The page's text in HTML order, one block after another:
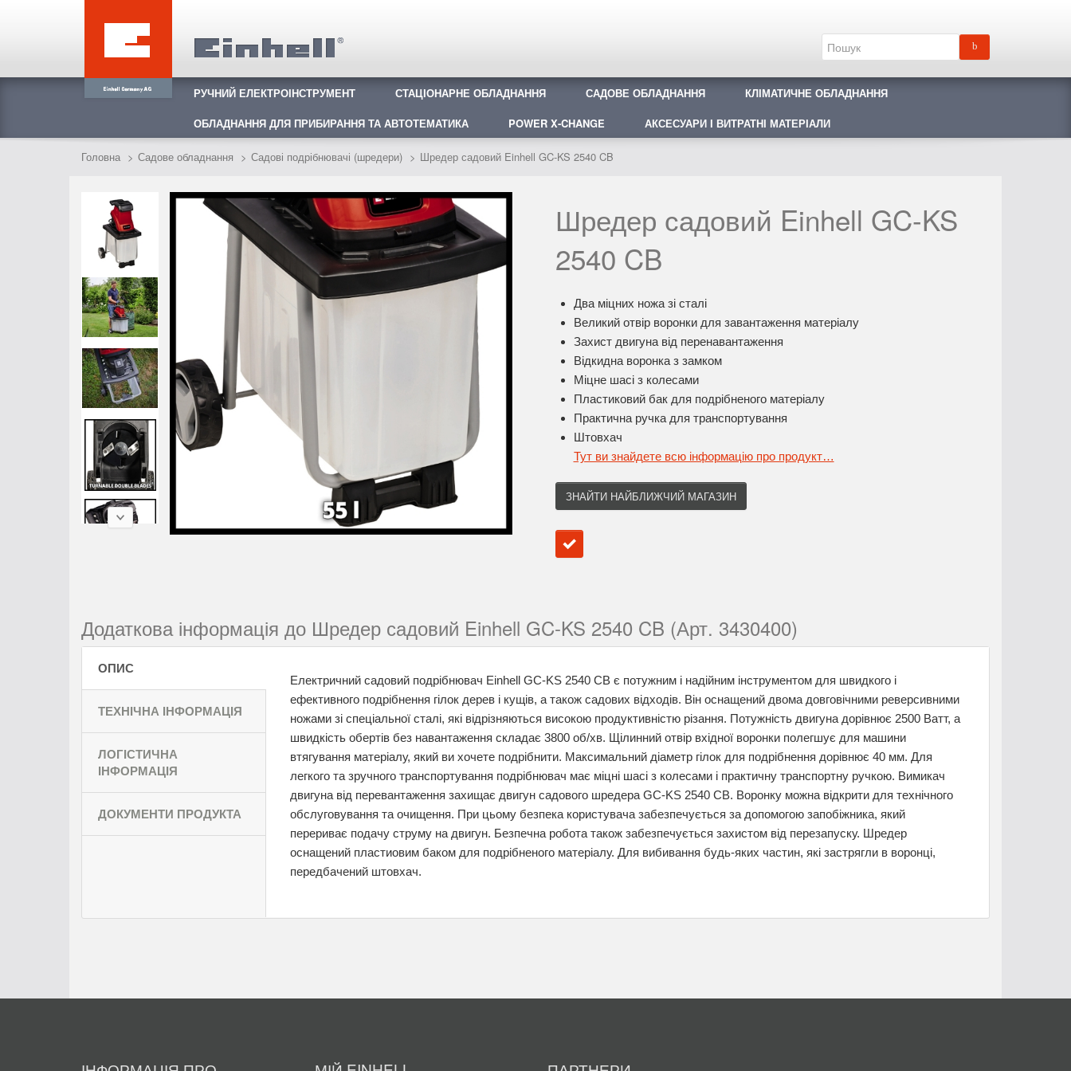
РУЧНИЙ ЕЛЕКТРОІНСТРУМЕНТ СТАЦІОНАРНЕ ОБЛАДНАННЯ САДОВЕ ОБЛАДНАННЯ
КЛІМАТИЧНЕ ОБЛАДНАННЯ
ОБЛАДНАННЯ ДЛЯ ПРИБИРАННЯ ТА АВТОТЕМАТИКА
POWER X-CHANGE АКСЕСУАРИ І ВИТРАТНІ МАТЕРІАЛИ
Головна Садове обладнання Садові подрібнювачі (шредери) Шредер садовий Einhell GC-KS 2540 CB
Шредер садовий Einhell GC-KS
2540 CB
Два міцних ножа зі сталі
Великий отвір воронки для завантаження матеріалу
Захист двигуна від перенавантаження
Відкидна воронка з замком
Міцне шасі з колесами
Пластиковий бак для подрібненого матеріалу
Практична ручка для транспортування
Штовхач
Тут ви знайдете всю інформацію про продукт…
ЗНАЙТИ НАЙБЛИЖЧИЙ МАГАЗИН
Додаткова інформація до Шредер садовий Einhell GC-KS 2540 CB (Арт. 3430400)
ОПИС
Електричний садовий подрібнювач Einhell GC-KS 2540 CB є потужним і надійним інструментом для швидкого і
ефективного подрібнення гілок дерев і кущів, а також садових відходів. Він оснащений двома довговічними реверсивними
ножами зі спеціальної сталі, які відрізняються високою продуктивністю різання. Потужність двигуна дорівнює 2500 Ватт, а
швидкість обертів без навантаження складає 3800 об/хв. Щілинний отвір вхідної воронки полегшує для машини
втягування матеріалу, який ви хочете подрібнити. Максимальний діаметр гілок для подрібнення дорівнює 40 мм. Для
легкого та зручного транспортування подрібнювач має міцні шасі з колесами і практичну транспортну ручкою. Вимикач
двигуна від перевантаження захищає двигун садового шредера GC-KS 2540 CB. Воронку можна відкрити для технічного
обслуговування та очищення. При цьому безпека користувача забезпечується за допомогою запобіжника, який
перериває подачу струму на двигун. Безпечна робота також забезпечується захистом від перезапуску. Шредер
оснащений пластиовим баком для подрібненого матеріалу. Для вибивання будь-яких частин, які застрягли в воронці,
передбачений штовхач.
ТЕХНІЧНА ІНФОРМАЦІЯ
ЛОГІСТИЧНА
ІНФОРМАЦІЯ
ДОКУМЕНТИ ПРОДУКТА